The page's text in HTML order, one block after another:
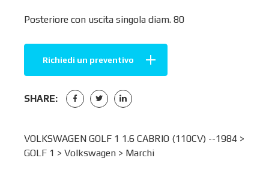
Posteriore con uscita singola diam. 80
Richiedi un preventivo
SHARE:
VOLKSWAGEN GOLF 1 1.6 CABRIO (110CV) --1984 >
GOLF 1 > Volkswagen > Marchi